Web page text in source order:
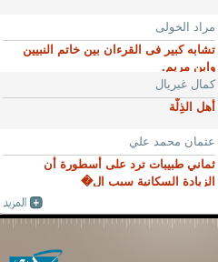
مراد الخولى
تشابه كبير فى القرءان بين خاتم النبيين
وابن مريم.
كمال غبريال
أهل الذِلَّة
عثمان محمد علي
ثماني طبيبات ترد على أسطورة أن
الزيادة السكانية سبب ال�